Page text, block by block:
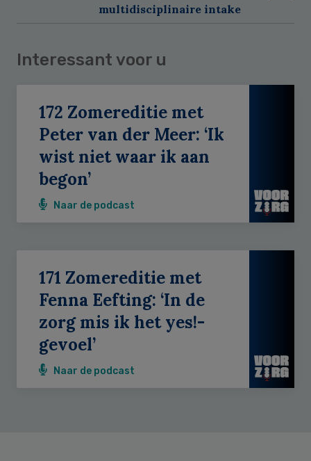
multidisciplinaire intake
Interessant voor u
172 Zomereditie met
Peter van der Meer: ‘Ik
wist niet waar ik aan
begon’
Naar de podcast
171 Zomereditie met
Fenna Eefting: ‘In de
zorg mis ik het yes!-
gevoel’
Naar de podcast